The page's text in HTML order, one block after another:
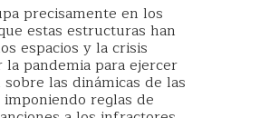
precisamente en los
estas estructuras han
espacios y la crisis
la pandemia para ejercer
las dinámicas de las
reglas de